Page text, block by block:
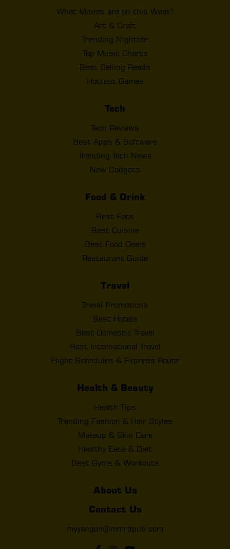
What Movies are on this Week?
Art & Craft
Trending Nightlife
Top Music Charts
Best Selling Reads
Hottest Games
Tech
Tech Reviews
Best Apps & Software
Trending Tech News
New Gadgets
Food & Drink
Best Eats
Best Cuisine
Best Food Deals
Restaurant Guide
Travel
Travel Promotions
Best Hotels
Best Domestic Travel
Best International Travel
Flight Schedules & Express Route
Health & Beauty
Health Tips
Trending Fashion & Hair Styles
Makeup & Skin Care
Healthy Eats & Diet
Best Gyms & Workouts
About Us
Contact Us
myyangon@mmrdpub.com